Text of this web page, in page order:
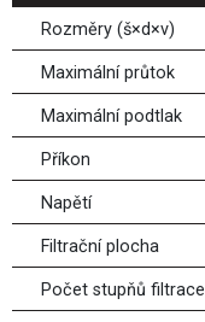
Rozměry (š×d×v)
Maximální průtok
Maximální podtlak
Příkon
Napětí
Filtrační plocha
Počet stupňů filtrace